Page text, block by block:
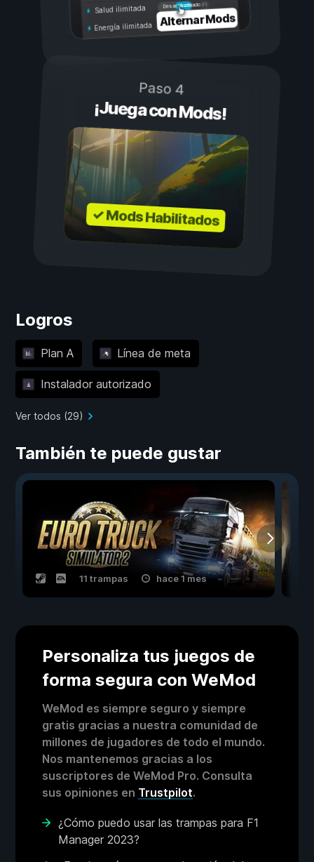
Activado
Desactivado
Salud ilimitada
Energía ilimitada Alternar Mods
Paso 4
¡Juega con Mods!
✓ Mods Habilitados
Logros
Plan A Línea de meta
Instalador autorizado
Ver todos (29)
También te puede gustar
11 trampas hace 1 mes
Personaliza tus juegos de
forma segura con WeMod
WeMod es siempre seguro y siempre
gratis gracias a nuestra comunidad de
millones de jugadores de todo el mundo.
Nos mantenemos gracias a los
suscriptores de WeMod Pro. Consulta
sus opiniones en Trustpilot.
¿Cómo puedo usar las trampas para F1
Manager 2023?